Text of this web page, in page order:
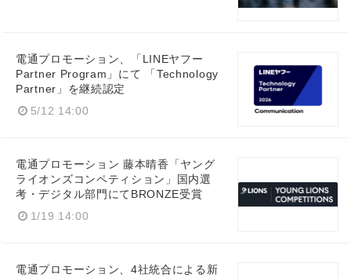
電通プロモーション、「LINEヤフー
Partner Program」にて 「Technology
Partner」を継続認定
5/12 14:00
電通プロモーション 藤本晴香「ヤング
ライオンズコンペティション」国内選
考・デジタル部門にてBRONZE受賞
1/19 14:00
電通プロモーション、4社統合による新